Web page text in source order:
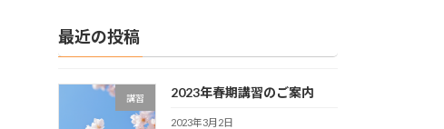
最近の投稿
講習 2023年春期講習のご案内
2023年3月2日